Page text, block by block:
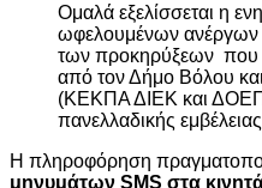
Ομαλά εξελίσσεται η
ωφελουμένων ανέργων
των προκηρύξεων που
από τον Δήμο Βόλου
(ΚΕΚΠΑ ΔΙΕΚ και
πανελλαδικής
Η πληροφόρηση
μηνυμάτων SMS στα